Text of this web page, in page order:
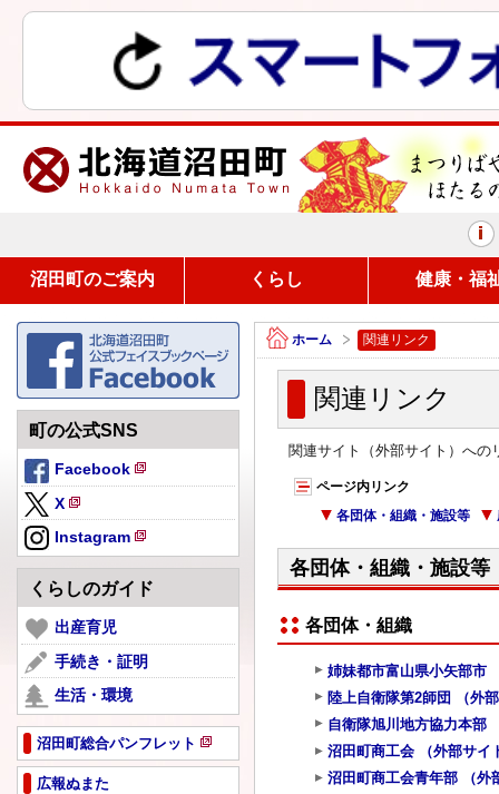
まつりばやしと、ほたるの里
沼田町のご案内 くらし 健康・福
ホーム 関連リンク
関連リンク
関連サイト（外部サイト）への
ページ内リンク
各団体・組織・施設等
各団体・組織・施設等
各団体・組織
姉妹都市富山県小矢部市
陸上自衛隊第2師団 （外
自衛隊旭川地方協力本部
沼田町商工会 （外部サイ
沼田町商工会青年部 （外
町の公式SNS
Facebook
新
ペ
ー
ジ
で
き
ま
X
新
規
ペ
ー
ジ
で
開
き
ま
す
Instagram
新
規
ペ
ジ
で
き
ま
す
くらしのガイド
出産育児
手続き・証明
生活・環境
沼田町総合パンフレット
新
広報ぬまた